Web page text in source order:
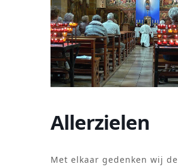
Allerzielen
Met elkaar gedenken wij de